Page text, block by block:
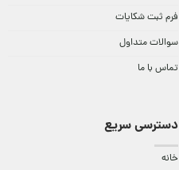
فرم ثبت شکایات
سوالات متداول
تماس با ما
دسترسی سریع
خانه